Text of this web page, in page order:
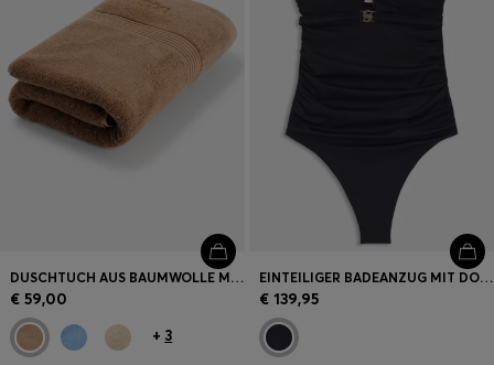
DUSCHTUCH AUS BAUMWOLLE MIT TONALER LOGO-STICKEREI
€ 59,00
+ 3
EINTEILIGER BADEANZUG MIT DOUBLE-B-MONOGRAMM
€ 139,95